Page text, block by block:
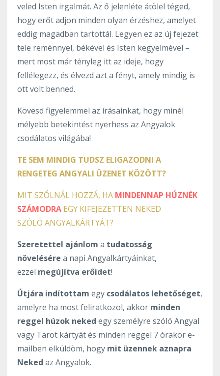
veled Isten irgalmát. Az ő jelenléte átölel téged,
hogy erőt adjon minden olyan érzéshez, amelyet
eddig magadban tartottál. Legyen ez az új fejezet
tele reménnyel, békével és Isten kegyelmével –
mert most már tényleg itt az ideje, hogy
fellélegezz, és élvezd azt a fényt, amely mindig is
ott volt benned.
Kövesd figyelemmel az írásainkat, hogy minél
mélyebb betekintést nyerhess az Angyalok
csodálatos világába!
TE SEM MINDIG TUDSZ ELIGAZODNI A
RENGETEG ANGYALI ÜZENET KÖZÖTT?
MIT SZÓLNÁL HOZZÁ, HA MINDENNAP HÚZNÉK
SZÁMODRA EGY KIFEJEZETTEN NEKED
SZÓLÓ ANGYALKÁRTYÁT?
Szeretettel ajánlom a tudatosság
növelésére a napi Angyalkártyáinkat,
ezzel megújítva erőidet!
Útjára indítottam egy csodálatos lehetőséget,
amelyre ha most feliratkozol, akkor minden
reggel húzok neked egy személyre szóló Angyal
vagy Tarot kártyát és minden reggel 7 órakor e-
mailben elküldöm, hogy mit üzennek aznapra
Neked az Angyalok.